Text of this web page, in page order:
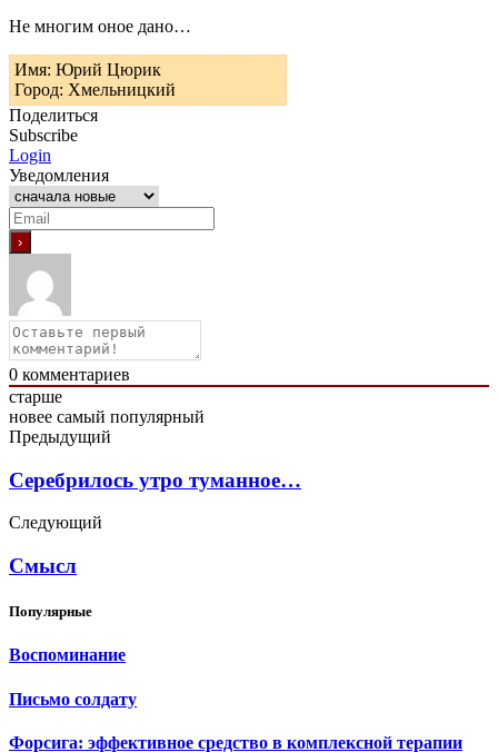
Не многим оное дано…
Имя: Юрий Цюрик
Город: Хмельницкий
Поделиться
Subscribe
Login
Уведомления
0 комментариев
старше
новее самый популярный
Предыдущий
Серебрилось утро туманное…
Следующий
Смысл
Популярные
Воспоминание
Письмо солдату
Форсига: эффективное средство в комплексной терапии